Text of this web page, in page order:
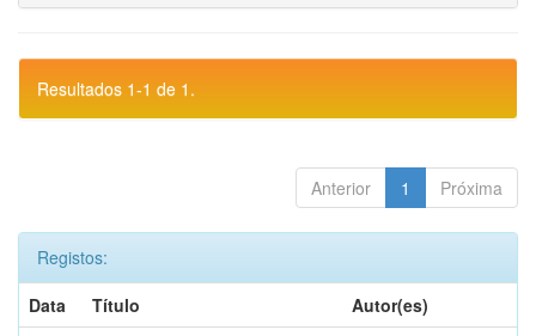
Resultados 1-1 de 1.
Anterior 1 Próxima
Registos:
Data
Título
Autor(es)